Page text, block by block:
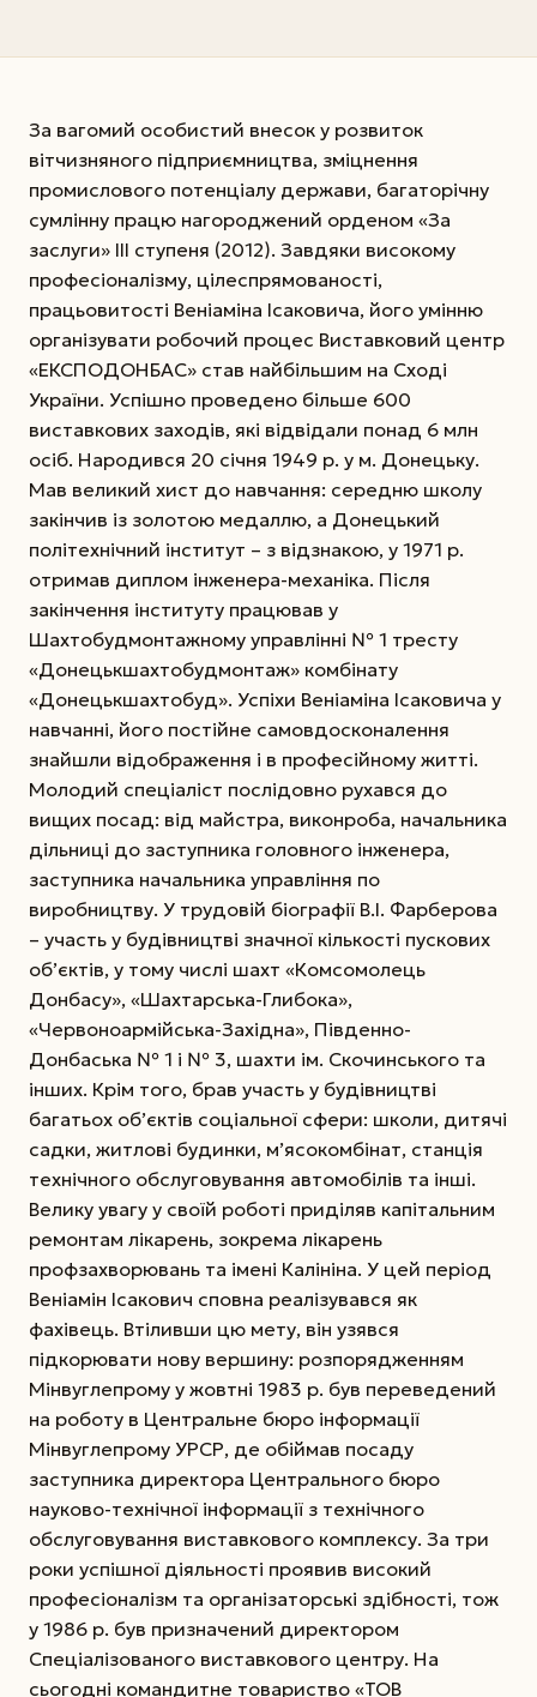
За вагомий особистий внесок у розвиток
вітчизняного підприємництва, зміцнення
промислового потенціалу держави, багаторічну
сумлінну працю нагороджений орденом «За
заслуги» ІІІ ступеня (2012). Завдяки високому
професіоналізму, цілеспрямованості,
працьовитості Веніаміна Ісаковича, його умінню
організувати робочий процес Виставковий центр
«ЕКСПОДОНБАС» став найбільшим на Сході
України. Успішно проведено більше 600
виставкових заходів, які відвідали понад 6 млн
осіб. Народився 20 січня 1949 р. у м. Донецьку.
Мав великий хист до навчання: середню школу
закінчив із золотою медаллю, а Донецький
політехнічний інститут – з відзнакою, у 1971 р.
отримав диплом інженера-механіка. Після
закінчення інституту працював у
Шахтобудмонтажному управлінні № 1 тресту
«Донецькшахтобудмонтаж» комбінату
«Донецькшахтобуд». Успіхи Веніаміна Ісаковича у
навчанні, його постійне самовдосконалення
знайшли відображення і в професійному житті.
Молодий спеціаліст послідовно рухався до
вищих посад: від майстра, виконроба, начальника
дільниці до заступника головного інженера,
заступника начальника управління по
виробництву. У трудовій біографії В.І. Фарберова
– участь у будівництві значної кількості пускових
об’єктів, у тому числі шахт «Комсомолець
Донбасу», «Шахтарська-Глибока»,
«Червоноармійська-Західна», Південно-
Донбаська № 1 і № 3, шахти ім. Скочинського та
інших. Крім того, брав участь у будівництві
багатьох об’єктів соціальної сфери: школи, дитячі
садки, житлові будинки, м’ясокомбінат, станція
технічного обслуговування автомобілів та інші.
Велику увагу у своїй роботі приділяв капітальним
ремонтам лікарень, зокрема лікарень
профзахворювань та імені Калініна. У цей період
Веніамін Ісакович сповна реалізувався як
фахівець. Втіливши цю мету, він узявся
підкорювати нову вершину: розпорядженням
Мінвуглепрому у жовтні 1983 р. був переведений
на роботу в Центральне бюро інформації
Мінвуглепрому УРСР, де обіймав посаду
заступника директора Центрального бюро
науково-технічної інформації з технічного
обслуговування виставкового комплексу. За три
роки успішної діяльності проявив високий
професіоналізм та організаторські здібності, тож
у 1986 р. був призначений директором
Спеціалізованого виставкового центру. На
сьогодні командитне товариство «ТОВ